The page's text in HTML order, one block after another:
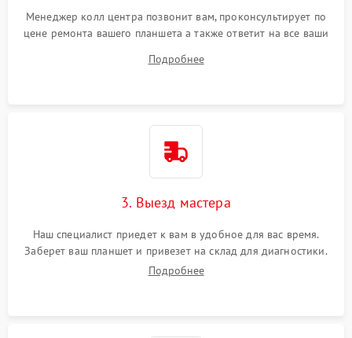
Менеджер колл центра позвонит вам, проконсультирует по
цене ремонта вашего планшета а также ответит на все ваши
Подробнее
3. Выезд мастера
Наш специалист приедет к вам в удобное для вас время.
Заберет ваш планшет и привезет на склад для диагностики.
Подробнее